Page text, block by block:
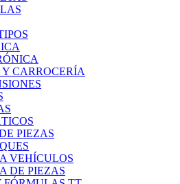
Y CARROCERÍA
PIEZAS
VEHÍCULOS
DE PIEZAS